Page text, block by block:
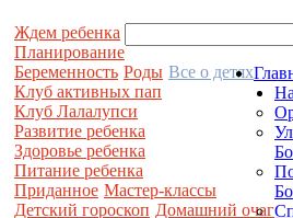
Ждем ребенка
Планирование
Беременность Роды Все о детях
Клуб активных пап
Клуб Лалалупси
Развитие ребенка
Здоровье ребенка
Питание ребенка
Приданное Мастер-классы
Детский гороскоп Домашний очаг